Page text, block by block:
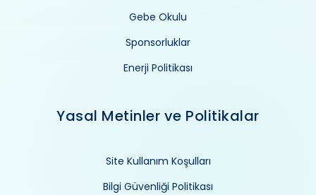
Gebe Okulu
Sponsorluklar
Enerji Politikası
Yasal Metinler ve Politikalar
Site Kullanım Koşulları
Bilgi Güvenliği Politikası